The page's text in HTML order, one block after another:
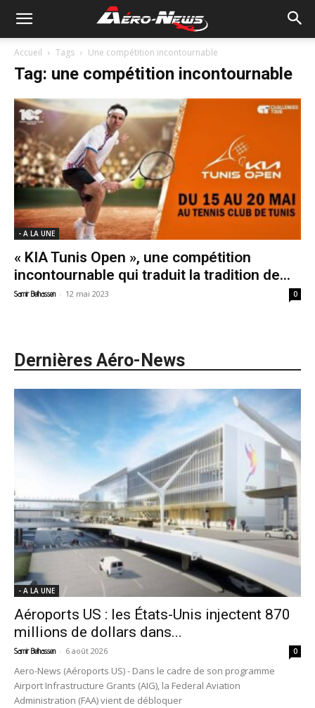
Accueil Tags Une compétition incontournable
Tag: une compétition incontournable
- A LA UNE
« KIA Tunis Open », une compétition
incontournable qui traduit la tradition de...
Samir Belhassen - 12 mai 2023 0
Dernières Aéro-News
- A LA UNE
Aéroports US : les États-Unis injectent 870
millions de dollars dans...
Samir Belhassen - 6 août 2026 0
Aero-News (Aéroports US) - Dans le cadre de son programme
Airport Infrastructure Grants (AIG), la Federal Aviation
Administration (FAA) vient de débloquer